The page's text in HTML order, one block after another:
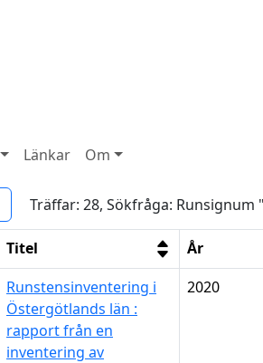
Länkar Om
Träffar: 28, Sökfråga: Runsignum
Titel År
Runstensinventering i
Östergötlands län :
rapport från en
inventering av
2020